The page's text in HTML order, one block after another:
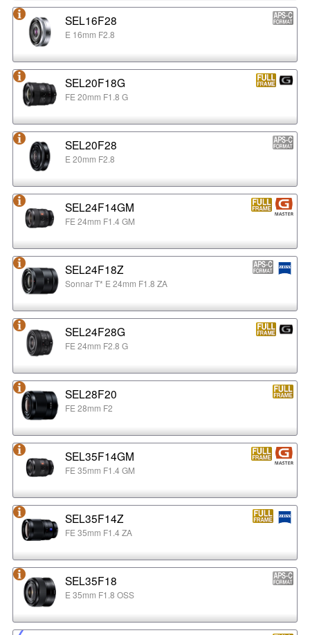
SEL16F28
E 16mm F2.8
SEL20F18G
FE 20mm F1.8 G
SEL20F28
E 20mm F2.8
SEL24F14GM
FE 24mm F1.4 GM
SEL24F18Z
Sonnar T* E 24mm F1.8 ZA
SEL24F28G
FE 24mm F2.8 G
SEL28F20
FE 28mm F2
SEL35F14GM
FE 35mm F1.4 GM
SEL35F14Z
FE 35mm F1.4 ZA
SEL35F18
E 35mm F1.8 OSS